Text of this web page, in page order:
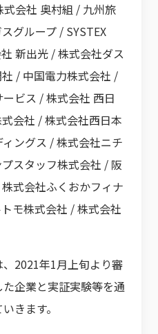
会社 奥村組 / 九州旅
グループ / SYSTEX
新出光 / 株式会社ダス
/ 中国電力株式会社 /
ビス / 株式会社 西日
会社 / 株式会社西日本
ングス / 株式会社ニチ
スタッフ株式会社 / 阪
式会社ふくおかフィナ
モ株式会社 / 株式会社
2021年1月上旬より審
企業と実証実験等を通
きます。